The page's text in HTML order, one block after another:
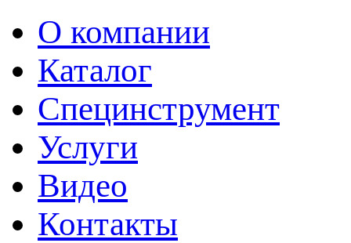
О компании
Каталог
Специнструмент
Услуги
Видео
Контакты